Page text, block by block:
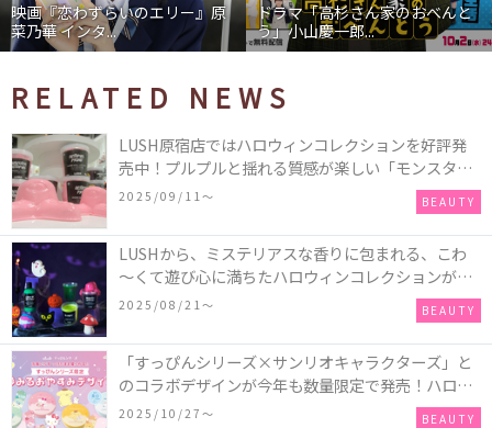
エリー』原
ドラマ「高杉さん家のおべんと
う」小山慶一郎...
映画『わたしの幸
石あかり インタ...
RELATED NEWS
LUSH原宿店ではハロウィンコレクションを好評発
売中！プルプルと揺れる質感が楽しい「モンスター
オクトパス」や定番の「ゴースティー」「パンキン
2025/09/11〜 BEAUTY
LUSHから、ミステリアスな香りに包まれる、こわ
～くて遊び心に満ちたハロウィンコレクションが新
発売！頭と胴体に分かれたバスアイテムを組み合わ
せてキャラクターを完成させる新作「モンスター・
マッシュアップ」シリーズなど♪
2025/08/21〜 BEAUTY
「すっぴんシリーズ×サンリオキャラクターズ」と
のコラボデザインが今年も数量限定で発売！ハロー
キティ、ポムポムプリン、ポチャッコ、ハンギョド
2025/10/27〜 BEAUTY